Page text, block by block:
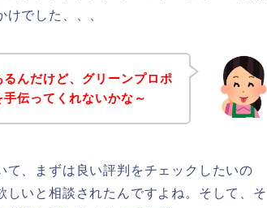
でした、、、
んだけど、グリーンプロポ
伝ってくれないかな～
て、まずは良い評判をチェックしたいの
いと相談されたんですよね。そして、そ